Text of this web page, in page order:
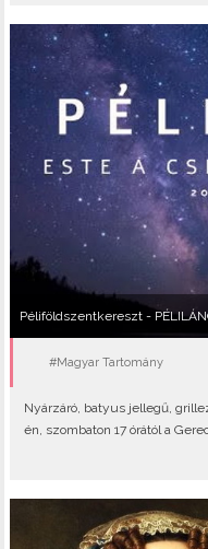
Péliföldszentkereszt -
#Magyar Tartomány
Nyárzáró, batyus jellegű,
én, szombaton 17 órától a